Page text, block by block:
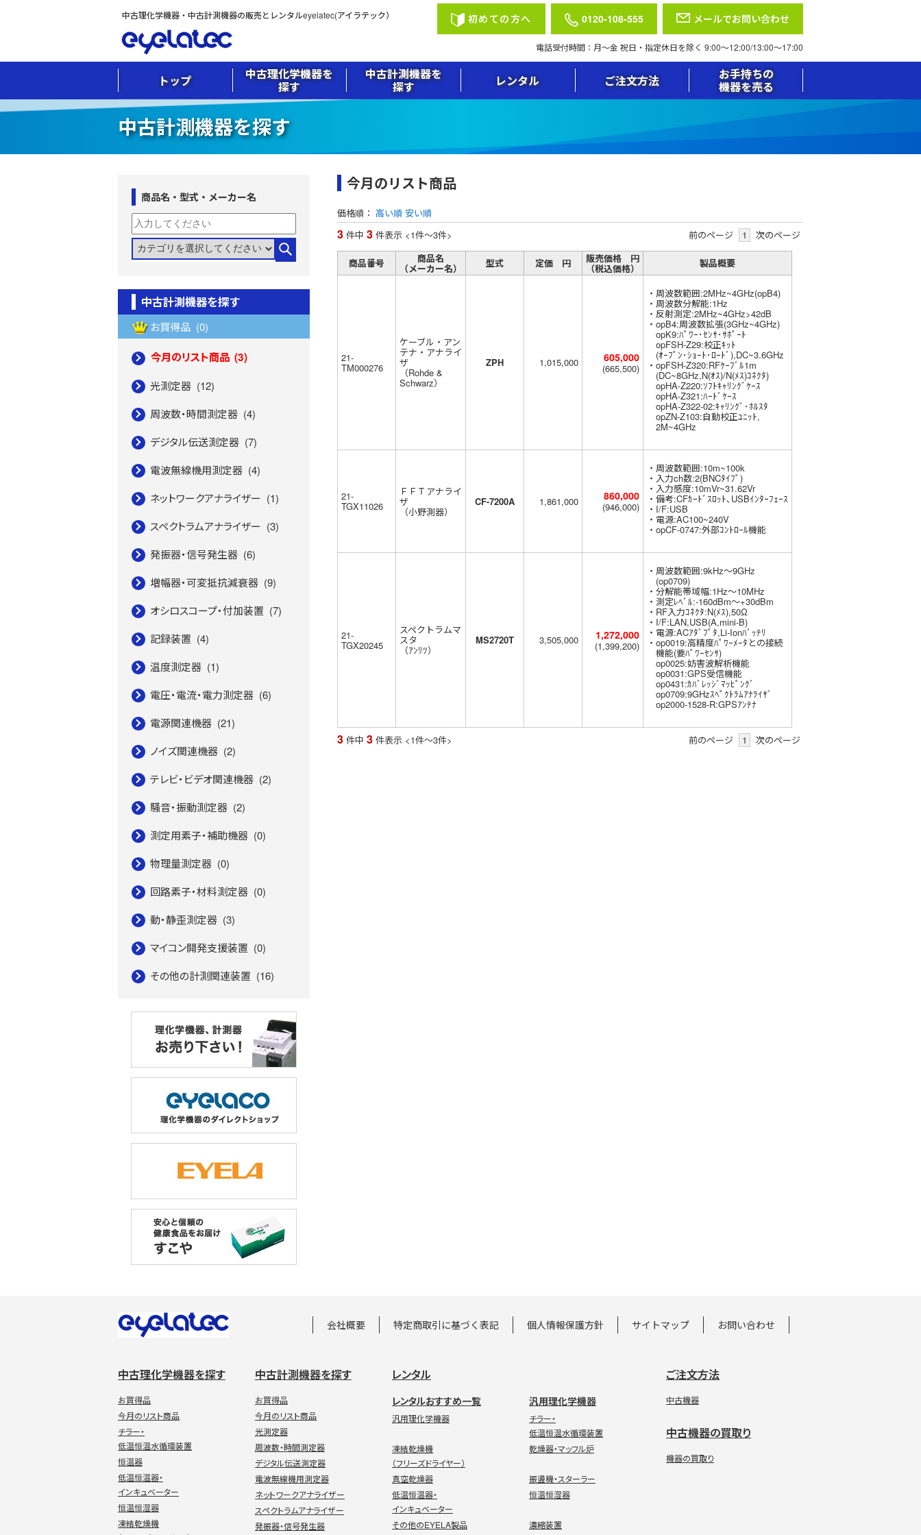
初めての方へ 0120-108-555 メールでお問い合わせ
電話受付時間：月〜金 祝日・指定休日を除く 9:00〜12:00/13:00〜17:00
中古理化学機器・中古計測機器の販売とレンタルeyelatec(アイラテック）
トップ
中古理化学機器を
探す
中古計測機器を
探す
レンタル ご注文方法
お手持ちの
機器を売る
中古計測機器を探す
今月のリスト商品
価格順： 高い順 安い順
3 件中 3 件表示 <1件～3件> 前のページ 1 次のページ
商品番号 商品名
メーカー名 型式 定価 円 販売価格 円
（税込価格） 製品概要
21-
TM000276
ケーブル・アン
テナ・アナライ
ザ
Rohde &
Schwarz
ZPH 1,015,000 605,000
665,500
・周波数範囲:2MHz~4GHz(opB4)
・周波数分解能:1Hz
・反射測定:2MHz~4GHz>42dB
・opB4:周波数拡張(3GHz~4GHz)
opK9:ﾊﾟﾜｰ･ｾﾝｻ･ｻﾎﾟｰﾄ
opFSH-Z29:校正ｷｯﾄ
(ｵｰﾌﾟﾝ･ｼｮｰﾄ･ﾛｰﾄﾞ),DC~3.6GHz
・opFSH-Z320:RFｹｰﾌﾞﾙ1m
(DC~8GHz,N(ｵｽ)/N(ﾒｽ)ｺﾈｸﾀ)
opHA-Z220:ｿﾌﾄｷｬﾘﾝｸﾞｹｰｽ
opHA-Z321:ﾊｰﾄﾞｹｰｽ
opHA-Z322-02:ｷｬﾘﾝｸﾞ･ﾎﾙｽﾀ
opZN-Z103:自動校正ﾕﾆｯﾄ,
2M~4GHz
21-
TGX11026
ＦＦＴアナライ
ザ
小野測器
CF-7200A 1,861,000 860,000
946,000
・周波数範囲:10m~100k
・入力ch数:2(BNCﾀｲﾌﾟ)
・入力感度:10mVr~31.62Vr
・備考:CFｶｰﾄﾞｽﾛｯﾄ､USBｲﾝﾀｰﾌｪｰｽ
・I/F:USB
・電源:AC100~240V
・opCF-0747:外部ｺﾝﾄﾛｰﾙ機能
21-
TGX20245
スペクトラムマ
スタ
ｱﾝﾘﾂ
MS2720T 3,505,000 1,272,000
1,399,200
・周波数範囲:9kHz～9GHz
(op0709)
・分解能帯域幅:1Hz～10MHz
・測定ﾚﾍﾞﾙ:-160dBm～+30dBm
・RF入力ｺﾈｸﾀ:N(ﾒｽ),50Ω
・I/F:LAN,USB(A,mini-B)
・電源:ACｱﾀﾞﾌﾟﾀ,Li-Ionﾊﾞｯﾃﾘ
・op0019:高精度ﾊﾟﾜｰﾒｰﾀとの接続
機能(要ﾊﾟﾜｰｾﾝｻ)
op0025:妨害波解析機能
op0031:GPS受信機能
op0431:ｶﾊﾞﾚｯｼﾞﾏｯﾋﾟﾝｸﾞ
op0709:9GHzｽﾍﾟｸﾄﾗﾑｱﾅﾗｲｻﾞ
op2000-1528-R:GPSｱﾝﾃﾅ
3 件中 3 件表示 <1件～3件> 前のページ 1 次のページ
商品名・型式・メーカー名
中古計測機器を探す
お買得品 (0)
今月のリスト商品 (3)
光測定器 (12)
周波数・時間測定器 (4)
デジタル伝送測定器 (7)
電波無線機用測定器 (4)
ネットワークアナライザー (1)
スペクトラムアナライザー (3)
発振器・信号発生器 (6)
増幅器・可変抵抗減衰器 (9)
オシロスコープ・付加装置 (7)
記録装置 (4)
温度測定器 (1)
電圧・電流・電力測定器 (6)
電源関連機器 (21)
ノイズ関連機器 (2)
テレビ・ビデオ関連機器 (2)
騒音・振動測定器 (2)
測定用素子・補助機器 (0)
物理量測定器 (0)
回路素子・材料測定器 (0)
動・静歪測定器 (3)
マイコン開発支援装置 (0)
その他の計測関連装置 (16)
会社概要 特定商取引に基づく表記 個人情報保護方針 サイトマップ お問い合わせ
中古理化学機器を探す
お買得品
今月のリスト商品
チラー・
低温恒温水循環装置
恒温器
低温恒温器・
インキュベーター
恒温恒湿器
凍結乾燥機
中古計測機器を探す
お買得品
今月のリスト商品
光測定器
周波数・時間測定器
デジタル伝送測定器
電波無線機用測定器
ネットワークアナライザー
スペクトラムアナライザー
発振器・信号発生器
レンタル
レンタルおすすめ一覧 汎用理化学機器
汎用理化学機器
チラー・
低温恒温水循環装置
凍結乾燥機
（フリーズドライヤー）
乾燥器・マッフル炉
真空乾燥器
振盪機・スターラー
低温恒温器・
インキュベーター
恒温恒湿器
その他のEYELA製品
濃縮装置
ご注文方法
中古機器
中古機器の買取り
機器の買取り